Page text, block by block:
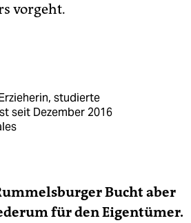
vorgeht.
studierte
seit Dezember 2016
Bucht aber
für den Eigentümer.